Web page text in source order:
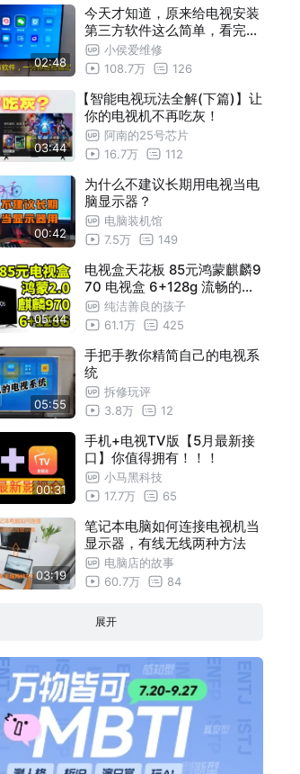
02:48
今天才知道，原来给电视安装
第三方软件这么简单，看完你
也可以小侯爱维修
108.7万
126
03:44
【智能电视玩法全解(下篇)】让
你的电视机不再吃灰！
阿南的25号芯片
16.7万
112
00:42
为什么不建议长期用电视当电
脑显示器？
电脑装机馆
7.5万
149
05:44
电视盒天花板 85元鸿蒙麒麟9
70 电视盒 6+128g 流畅的一
批 香了市场几条街
纯洁善良的孩子
61.1万
425
05:55
手把手教你精简自己的电视系
统
拆修玩评
3.8万
12
00:31
手机+电视TV版【5月最新接
口】你值得拥有！！！
小马黑科技
17.7万
65
03:19
笔记本电脑如何连接电视机当
显示器，有线无线两种方法
电脑店的故事
60.7万
84
展开